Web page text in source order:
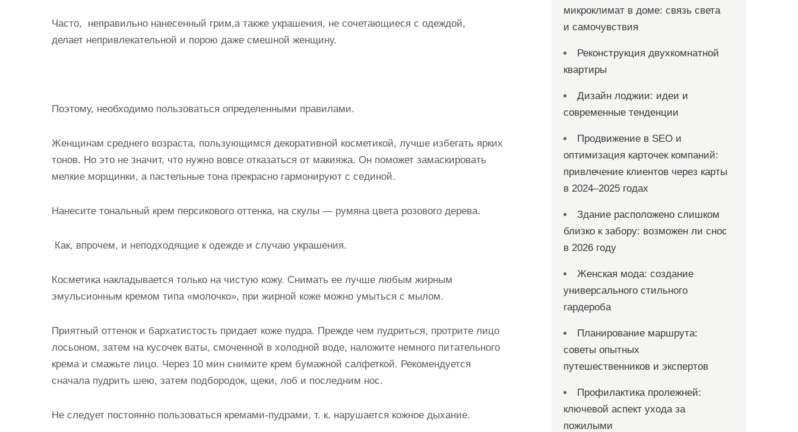
Часто, неправильно нанесенный грим,а также украшения, не сочетающиеся с одеждой,
делает непривлекательной и порою даже смешной женщину.
Поэтому, необходимо пользоваться определенными правилами.
Женщинам среднего возраста, пользующимся декоративной косметикой, лучше избегать ярких
тонов. Но это не значит, что нужно вовсе отказаться от макияжа. Он поможет замаскировать
мелкие морщинки, а пастельные тона прекрасно гармонируют с сединой.
Нанесите тональный крем персикового оттенка, на скулы — румяна цвета розового дерева.
Как, впрочем, и неподходящие к одежде и случаю украшения.
Косметика накладывается только на чистую кожу. Снимать ее лучше любым жирным
эмульсионным кремом типа «молочко», при жирной коже можно умыться с мылом.
Приятный оттенок и бархатистость придает коже пудра. Прежде чем пудриться, протрите лицо
лосьоном, затем на кусочек ваты, смоченной в холодной воде, наложите немного питательного
крема и смажьте лицо. Через 10 мин снимите крем бумажной салфеткой. Рекомендуется
сначала пудрить шею, затем подбородок, щеки, лоб и последним нос.
Не следует постоянно пользоваться кремами-пудрами, т. к. нарушается кожное дыхание.
микроклимат в доме: связь света
и самочувствия
Реконструкция двухкомнатной
квартиры
Дизайн лоджии: идеи и
современные тенденции
Продвижение в SEO и
оптимизация карточек компаний:
привлечение клиентов через карты
в 2024–2025 годах
Здание расположено слишком
близко к забору: возможен ли снос
в 2026 году
Женская мода: создание
универсального стильного
гардероба
Планирование маршрута:
советы опытных
путешественников и экспертов
Профилактика пролежней:
ключевой аспект ухода за
пожилыми